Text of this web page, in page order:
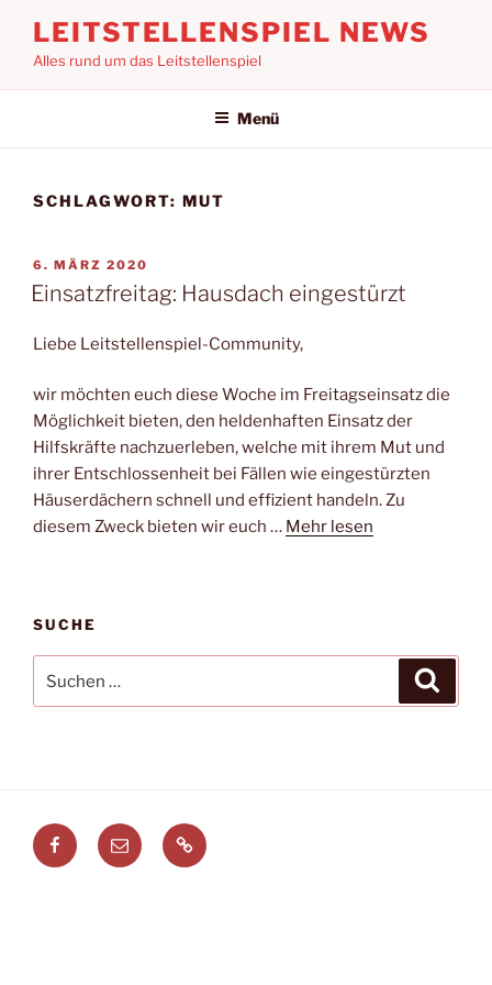
Inhalt
springen
LEITSTELLENSPIEL NEWS
Alles rund um das Leitstellenspiel
Menü
SCHLAGWORT: MUT
VERÖFFENTLICHT
AM
6. MÄRZ 2020
Einsatzfreitag: Hausdach eingestürzt
Liebe Leitstellenspiel-Community,
wir möchten euch diese Woche im Freitagseinsatz die
Möglichkeit bieten, den heldenhaften Einsatz der
Hilfskräfte nachzuerleben, welche mit ihrem Mut und
ihrer Entschlossenheit bei Fällen wie eingestürzten
Häuserdächern schnell und effizient handeln. Zu
diesem Zweck bieten wir euch … Mehr lesen
SUCHE
nach:
Facebook
E-
Mail
Leitstellenspiel.de